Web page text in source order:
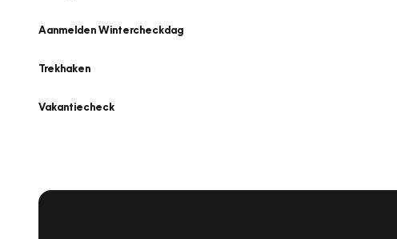
Aanmelden Wintercheckdag
Trekhaken
Vakantiecheck